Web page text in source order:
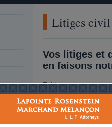
Litiges civil
Vos litiges et
en faisons
Évidemment, aucun
litige, mais il faut
civils et commerciaux
de ce fardeau et leur
en sachant que nos
possible pour régler